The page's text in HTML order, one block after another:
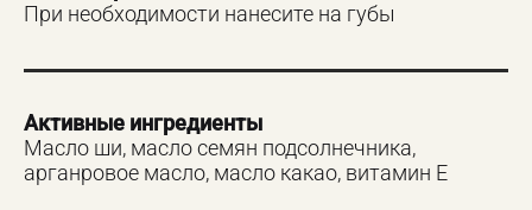
При необходимости нанесите на губы
Активные ингредиенты
Масло ши, масло семян подсолнечника,
арганровое масло, масло какао, витамин Е